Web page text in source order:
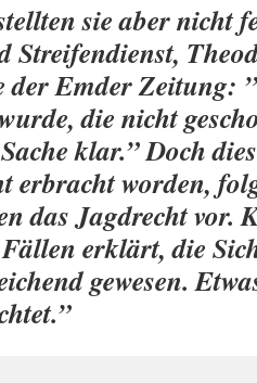
sie aber nicht
Streifendienst,
Emder Zeitung:
die nicht
klar.” Doch
erbracht worden,
das Jagdrecht vor.
erklärt, die
gewesen.